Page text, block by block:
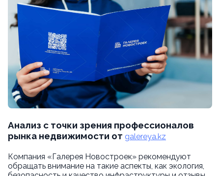
Анализ с точки зрения профессионалов
рынка недвижимости от galereya.kz
Компания «Галерея Новостроек» рекомендуют
обращать внимание на такие аспекты, как экология,